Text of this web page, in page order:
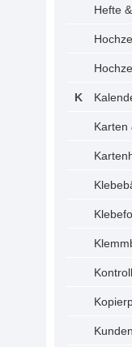
Hefte
Karten